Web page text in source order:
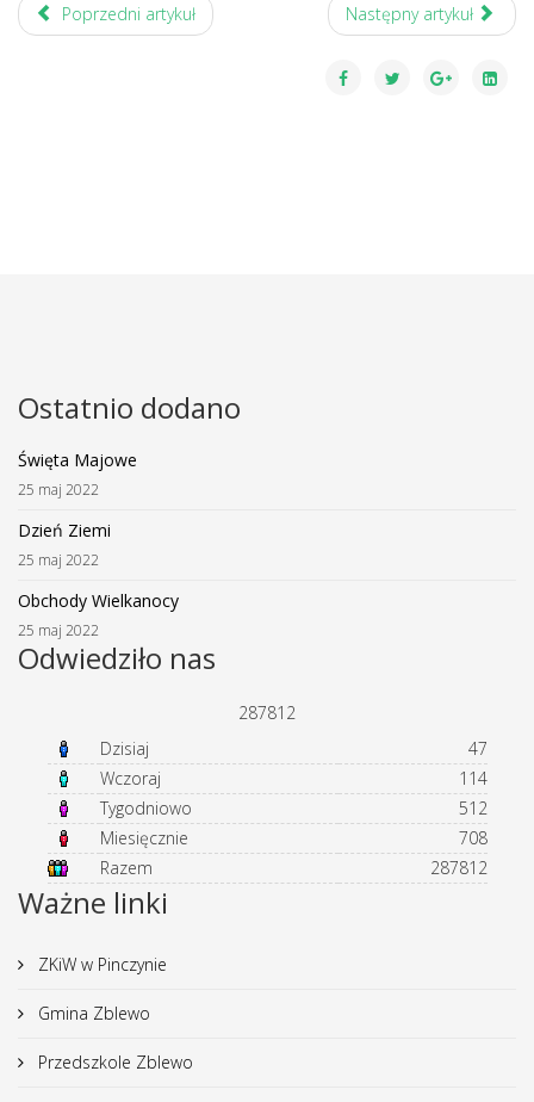
Poprzedni artykuł Następny artykuł
Ostatnio dodano
Święta Majowe
25 maj 2022
Dzień Ziemi
25 maj 2022
Obchody Wielkanocy
25 maj 2022
Odwiedziło nas
287812
Dzisiaj
47
Wczoraj
114
Tygodniowo
512
Miesięcznie
708
Razem
287812
Ważne linki
ZKiW w Pinczynie
Gmina Zblewo
Przedszkole Zblewo